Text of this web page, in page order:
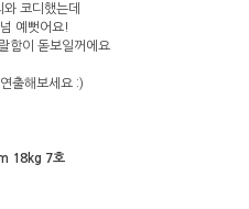
코디했는데
예뻣어요!
함이 돋보일꺼에요
출해보세요 :)
18kg 7호